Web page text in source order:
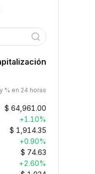
% en 24 horas
$ 64,961.00
+1.10%
$ 1,914.35
+0.90%
$ 74.63
+2.60%